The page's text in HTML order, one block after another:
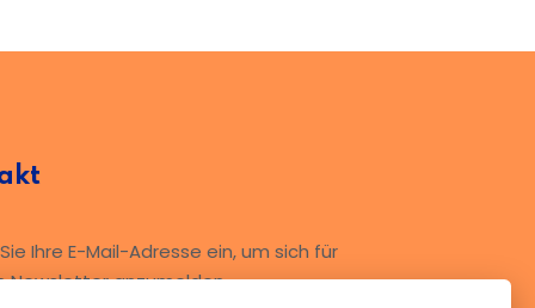
Ihre E-Mail-Adresse ein, um sich für
Newsletter anzumelden